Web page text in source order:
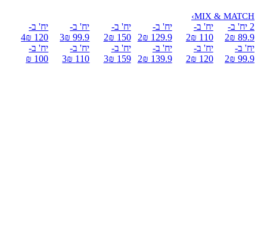
MIX & MATCH
›
2 יח' ב-
89.9 ₪
2
יח' ב-
99.9 ₪
2
יח' ב-
110 ₪
2
יח' ב-
120 ₪
2
יח' ב-
129.9 ₪
2
יח' ב-
139.9 ₪
2
יח' ב-
150 ₪
2
יח' ב-
159 ₪
3
יח' ב-
99.9 ₪
3
יח' ב-
110 ₪
3
יח' ב-
120 ₪
4
יח' ב-
100 ₪